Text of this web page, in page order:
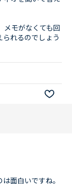
メモがなくても回
れるのでしょう
面白いですね。